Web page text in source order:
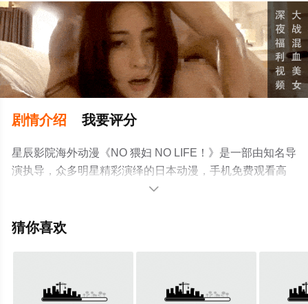
剧情介绍 我要评分
星辰影院海外动漫《NO 猥妇 NO LIFE！》是一部由知名导
演执导，众多明星精彩演绎的日本动漫，手机免费观看高
清无删减完整版动漫全集就来星辰影视，更多相关信息可

猜你喜欢